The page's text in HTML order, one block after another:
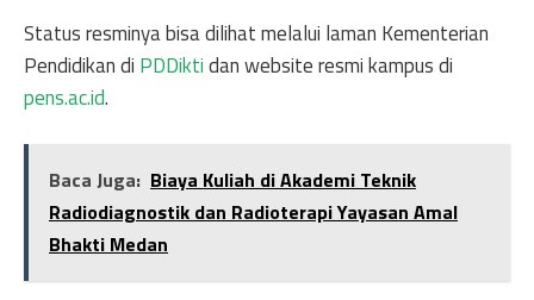
Status resminya bisa dilihat melalui laman Kementerian
Pendidikan di PDDiktidan website resmi kampus di
pens.ac.id.
Baca Juga: Biaya Kuliah di Akademi Teknik
Radiodiagnostik dan Radioterapi Yayasan Amal
Bhakti Medan